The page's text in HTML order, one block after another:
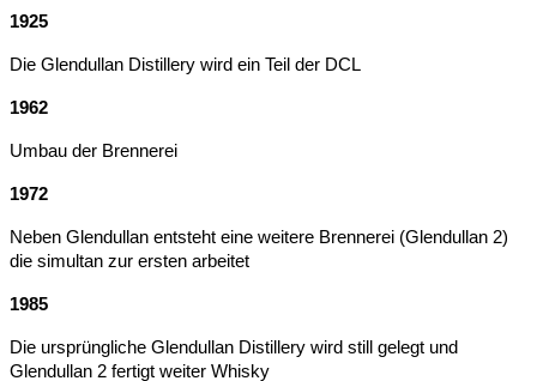
1925
Die Glendullan Distillery wird ein Teil der DCL
1962
Umbau der Brennerei
1972
Neben Glendullan entsteht eine weitere Brennerei (Glendullan 2)
die simultan zur ersten arbeitet
1985
Die ursprüngliche Glendullan Distillery wird still gelegt und
Glendullan 2 fertigt weiter Whisky